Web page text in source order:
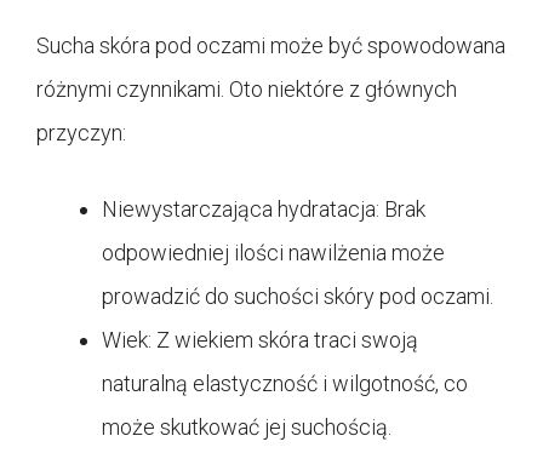
Sucha skóra pod oczami może być spowodowana
różnymi czynnikami. Oto niektóre z głównych
przyczyn:
Niewystarczająca hydratacja: Brak
odpowiedniej ilości nawilżenia może
prowadzić do suchości skóry pod oczami.
Wiek: Z wiekiem skóra traci swoją
naturalną elastyczność i wilgotność, co
może skutkować jej suchością.